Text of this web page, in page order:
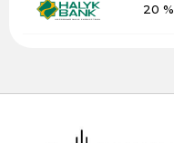
20 %